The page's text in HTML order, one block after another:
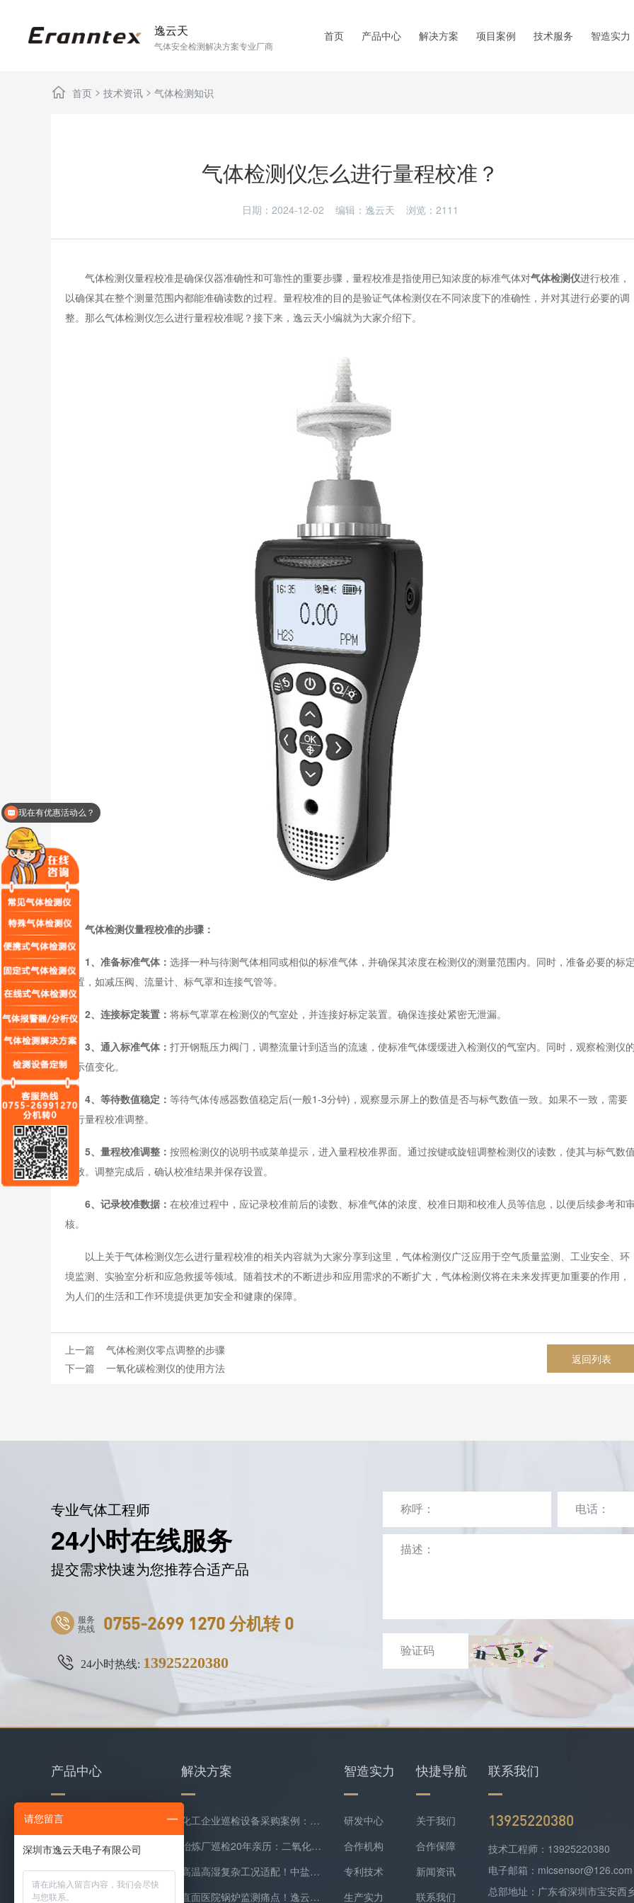
逸云天
气体安全检测解决方案专业厂商
首页 产品中心 解决方案 项目案例 技术服务 智造实力
首页 > 技术资讯 > 气体检测知识
气体检测仪怎么进行量程校准？
日期：2024-12-02 编辑：逸云天 浏览： 2111
气体检测仪量程校准是确保仪器准确性和可靠性的重要步骤，量程校准是指使用已知浓度的标准气体对气体检测仪进行校准，
以确保其在整个测量范围内都能准确读数的过程。量程校准的目的是验证气体检测仪在不同浓度下的准确性，并对其进行必要的调
整。那么气体检测仪怎么进行量程校准呢？接下来，逸云天小编就为大家介绍下。
气体检测仪量程校准的步骤：
1、准备标准气体： 选择一种与待测气体相同或相似的标准气体，并确保其浓度在检测仪的测量范围内。同时，准备必要的标定
装置，如减压阀、流量计、标气罩和连接气管等。
2、连接标定装置 ： 将标气罩罩在检测仪的气室处，并连接好标定装置。确保连接处紧密无泄漏。
3、通入标准气体： 打开钢瓶压力阀门，调整流量计到适当的流速，使标准气体缓缓进入检测仪的气室内。同时，观察检测仪的
显示值变化。
4、等待数值稳定： 等待气体传感器数值稳定后(一般1-3分钟)，观察显示屏上的数值是否与标气数值一致。如果不一致，需要
进行量程校准调整。
5、量程校准调整： 按照检测仪的说明书或菜单提示，进入量程校准界面。通过按键或旋钮调整检测仪的读数，使其与标气数值
一致。调整完成后，确认校准结果并保存设置。
6、记录校准数据： 在校准过程中，应记录校准前后的读数、标准气体的浓度、校准日期和校准人员等信息，以便后续参考和审
核。
以上关于气体检测仪怎么进行量程校准的相关内容就为大家分享到这里，气体检测仪广泛应用于空气质量监测、工业安全、环
境监测、实验室分析和应急救援等领域。随着技术的不断进步和应用需求的不断扩大，气体检测仪将在未来发挥更加重要的作用，
为人们的生活和工作环境提供更加安全和健康的保障。
返回列表
上一篇 气体检测仪零点调整的步骤
下一篇 一氧化碳检测仪的使用方法
专业气体工程师
24小时在线服务
提交需求快速为您推荐合适产品
服务
热线 0755-2699 1270 分机转 0
24小时热线: 13925220380
产品中心
水质检测仪
环保类监测仪器
复合气体检测仪
气体在线监测预处理系统
解决方案
化工企业巡检设备采购案例：逸云天MS400系列苯乙烯检测仪+四合一检测仪配套落地
冶炼厂巡检20年亲历：二氧化硫隐形泄漏难察觉，便携式检测报警仪是防线
高温高湿复杂工况适配！中盐常州化工双氧水尾气精准监测方案落地
直面医院锅炉监测痛点！逸云天预处理+在线气体监测实现数据稳定上传
智造实力
研发中心
合作机构
专利技术
生产实力
快捷导航
关于我们
合作保障
新闻资讯
联系我们
联系我们
13925220380
技术工程师：13925220380
电子邮箱：micsensor@126.com
总部地址：广东省深圳市宝安西
可以介绍下你们的产品么？
请您留言